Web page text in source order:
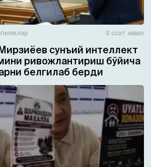
9 соат аввал
сунъий интеллект
ривожлантириш бўйича
белгилаб берди